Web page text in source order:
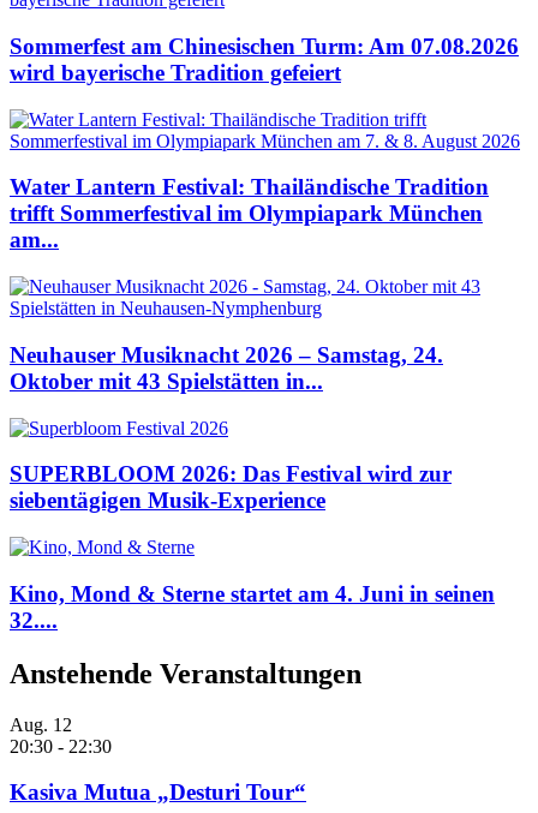
Sommerfest am Chinesischen Turm: Am 07.08.2026
wird bayerische Tradition gefeiert
Water Lantern Festival: Thailändische Tradition
trifft Sommerfestival im Olympiapark München
am...
Neuhauser Musiknacht 2026 – Samstag, 24.
Oktober mit 43 Spielstätten in...
SUPERBLOOM 2026: Das Festival wird zur
siebentägigen Musik-Experience
Kino, Mond & Sterne startet am 4. Juni in seinen
32....
Anstehende Veranstaltungen
Aug. 12
20:30 - 22:30
Kasiva Mutua „Desturi Tour“